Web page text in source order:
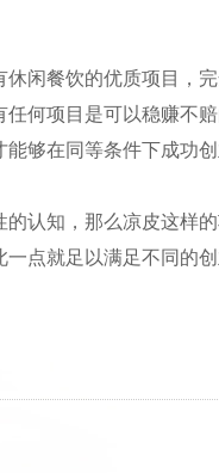
闲餐饮的优质项目，
何项目是可以稳赚不
够在同等条件下成功创
认知，那么凉皮这样
点就足以满足不同的